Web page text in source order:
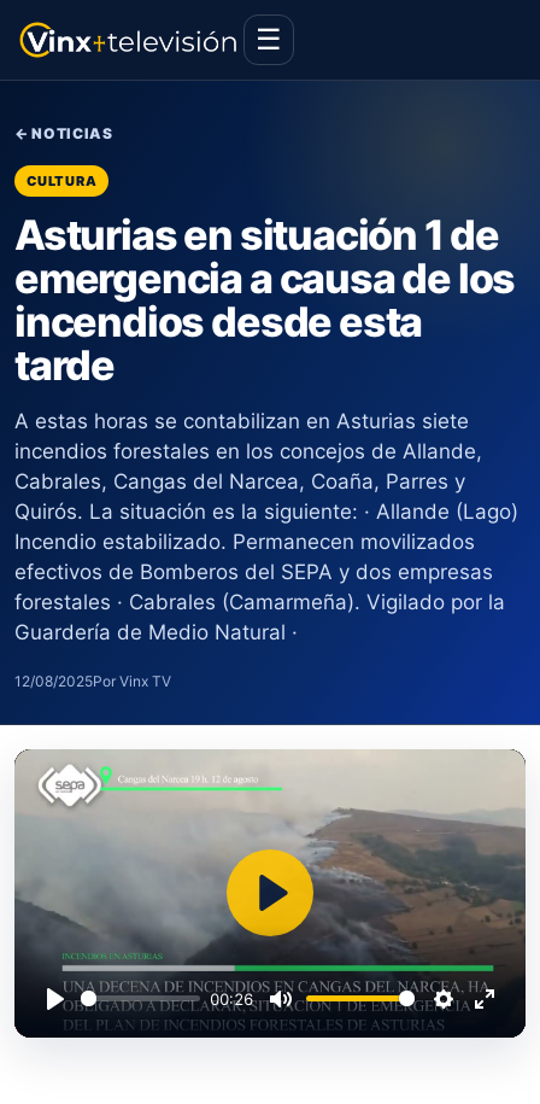
☰
← NOTICIAS
CULTURA
Asturias en situación 1 de
emergencia a causa de los
incendios desde esta
tarde
A estas horas se contabilizan en Asturias siete
incendios forestales en los concejos de Allande,
Cabrales, Cangas del Narcea, Coaña, Parres y
Quirós. La situación es la siguiente: · Allande (Lago)
Incendio estabilizado. Permanecen movilizados
efectivos de Bomberos del SEPA y dos empresas
forestales · Cabrales (Camarmeña). Vigilado por la
Guardería de Medio Natural ·
12/08/2025Por Vinx TV
Play
00:26
Mute SettingsEnter
Play